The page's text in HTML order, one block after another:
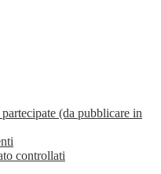
(da pubblicare in
controllati